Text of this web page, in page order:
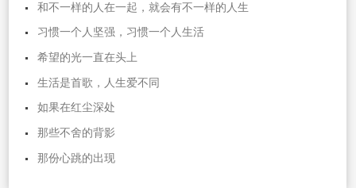
和不一样的人在一起，就会有不一样的人生
习惯一个人坚强，习惯一个人生活
希望的光一直在头上
生活是首歌，人生爱不同
如果在红尘深处
那些不舍的背影
那份心跳的出现